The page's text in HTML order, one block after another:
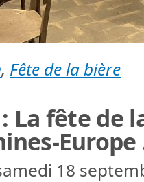
, Fête de la bière
La fête de
18